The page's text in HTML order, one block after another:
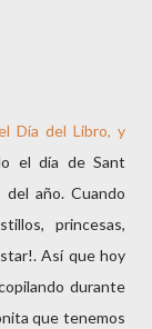
Día del Libro, y
el día de Sant
año. Cuando
princesas,
Así que hoy
durante
que tenemos